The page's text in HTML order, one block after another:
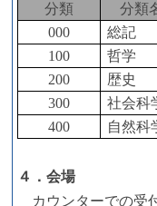
分類
分類
000
総記
100
哲学
200
歴史
300
社会科
400
自然科
４．会場
カウンターでの受